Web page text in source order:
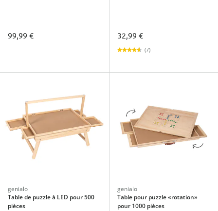
99,99 € 32,99 €
(7)
genialo
Table de puzzle à LED pour 500
pièces
genialo
Table pour puzzle «rotation»
pour 1000 pièces